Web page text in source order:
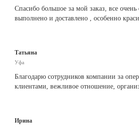
Спасибо большое за мой заказ, все
выполнено и доставлено , особенно
Татьяна
Уфа
Благодарю сотрудников компании за
клиентами, вежливое отношение,
Ирина